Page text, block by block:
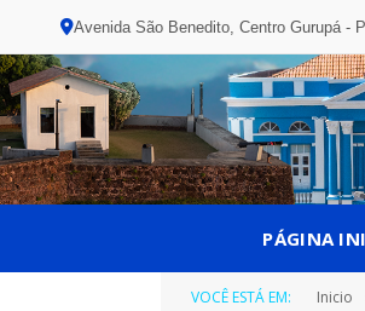
Avenida São Benedito, Centro Gurupá -
PÁGINA
VOCÊ ESTÁ EM: Inicio